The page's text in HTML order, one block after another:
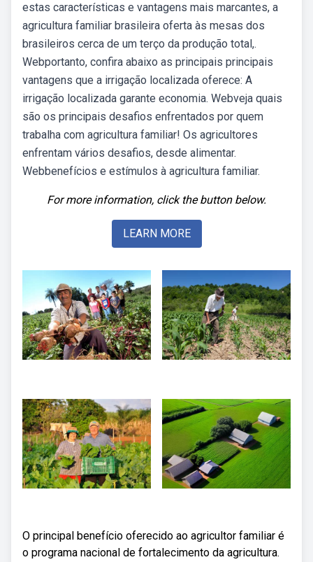
estas características e vantagens mais marcantes, a
agricultura familiar brasileira oferta às mesas dos
brasileiros cerca de um terço da produção total,.
Webportanto, confira abaixo as principais principais
vantagens que a irrigação localizada oferece: A
irrigação localizada garante economia. Webveja quais
são os principais desafios enfrentados por quem
trabalha com agricultura familiar! Os agricultores
enfrentam vários desafios, desde alimentar.
Webbenefícios e estímulos à agricultura familiar.
For more information, click the button below.
LEARN MORE
O principal benefício oferecido ao agricultor familiar é
o programa nacional de fortalecimento da agricultura.